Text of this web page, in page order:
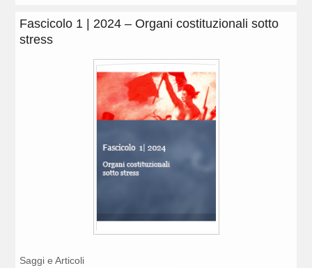
Fascicolo 1 | 2024 – Organi costituzionali sotto
stress
Saggi e Articoli